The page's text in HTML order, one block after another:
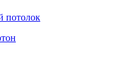
потолок